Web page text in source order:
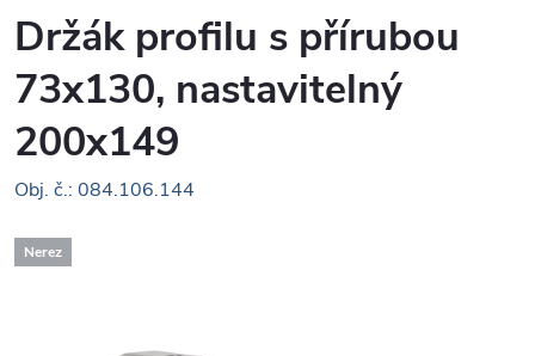
Držák profilu s přírubou
73x130, nastavitelný
200x149
Obj. č.: 084.106.144
Nerez